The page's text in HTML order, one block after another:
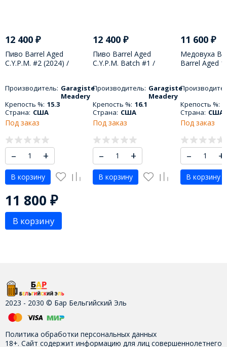
12 400 ₽
Пиво Barrel Aged
C.Y.P.M. #2 (2024) /
Производитель: Garagiste
Meadery
Крепость %: 15.3
Страна: США
Под заказ
– +
В корзину
12 400 ₽
Пиво Barrel Aged
C.Y.P.M. Batch #1 /
Производитель: Garagiste
Meadery
Крепость %: 16.1
Страна: США
Под заказ
– +
В корзину
11 600 ₽
Медовуха
Barrel Aged
Крепость %:
Страна: США
Под заказ
– +
В корзину
11 800 ₽
В корзину
2023 - 2030 © Бар Бельгийский Эль
Политика обработки персональных данных
18+. Сайт содержит информацию для лиц совершеннолетнего